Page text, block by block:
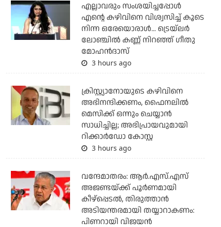
എല്ലാവരും സംശയിച്ചപ്പോള്‍
എന്റെ കഴിവിനെ വിശ്വസിച്ച് കൂടെ
നിന്ന ഒരേയൊരാള്‍... ട്രെയ്‌ലര്‍
ലോഞ്ചില്‍ കണ്ണ് നിറഞ്ഞ് ഗീതു
മോഹന്‍ദാസ്
3 hours ago
ക്രിസ്റ്റ്യാനോയുടെ കഴിവിനെ
അഭിനന്ദിക്കണം, ഫൈനലില്‍
മെസിക്ക് ഒന്നും ചെയ്യാന്‍
സാധിച്ചില്ല; അഭിപ്രായവുമായി
റിക്കാര്‍ഡോ കോസ്റ്റ
3 hours ago
വന്ദേമാതരം: ആര്‍.എസ്.എസ്
അജണ്ടയ്ക്ക് പൂര്‍ണമായി
കീഴ്‌പ്പെടല്‍, തിരുത്താന്‍
അടിയന്തരമായി തയ്യാറാകണം:
പിണറായി വിജയന്‍